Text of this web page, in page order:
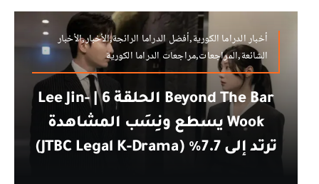
أخبار الدراما الكورية,أفضل الدراما الرائجة,الأخبار,الأخبار
الشائعة,المراجعات,مراجعات الدراما الكورية
Beyond The Bar الحلقة 6 | Lee Jin-
Wook يسطع ونِسَب المشاهدة
ترتد إلى 7.7% (JTBC Legal K-Drama)